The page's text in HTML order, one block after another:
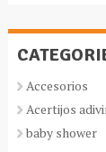
Accesorios
Acertijos
baby shower